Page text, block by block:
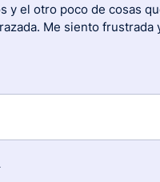
y el otro poco de cosas
Me siento frustrada